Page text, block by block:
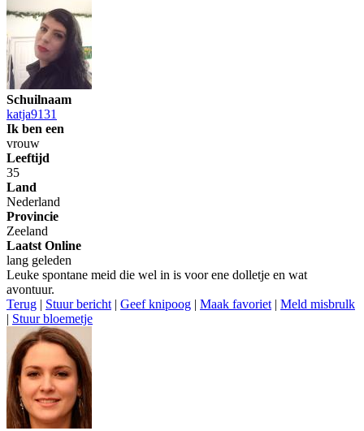
Schuilnaam
katja9131
Ik ben een
vrouw
Leeftijd
35
Land
Nederland
Provincie
Zeeland
Laatst Online
lang geleden
Leuke spontane meid die wel in is voor ene dolletje en wat
avontuur.
Terug | Stuur bericht | Geef knipoog | Maak favoriet | Meld misbrulk
| Stuur bloemetje